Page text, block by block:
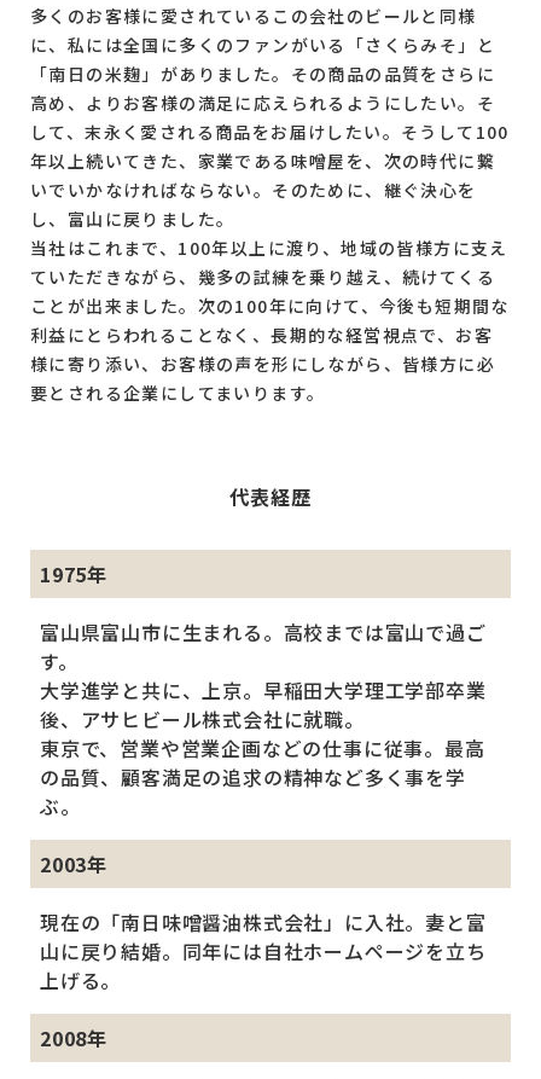
多くのお客様に愛されているこの会社のビールと同様
に、私には全国に多くのファンがいる「さくらみそ」と
「南日の米麹」がありました。その商品の品質をさらに
高め、よりお客様の満足に応えられるようにしたい。そ
して、末永く愛される商品をお届けしたい。そうして100
年以上続いてきた、家業である味噌屋を、次の時代に繋
いでいかなければならない。そのために、継ぐ決心を
し、富山に戻りました。
当社はこれまで、100年以上に渡り、地域の皆様方に支え
ていただきながら、幾多の試練を乗り越え、続けてくる
ことが出来ました。次の100年に向けて、今後も短期間な
利益にとらわれることなく、長期的な経営視点で、お客
様に寄り添い、お客様の声を形にしながら、皆様方に必
要とされる企業にしてまいります。
代表経歴
1975年
富山県富山市に生まれる。高校までは富山で過ご
す。
大学進学と共に、上京。早稲田大学理工学部卒業
後、アサヒビール株式会社に就職。
東京で、営業や営業企画などの仕事に従事。最高
の品質、顧客満足の追求の精神など多く事を学
ぶ。
2003年
現在の「南日味噌醤油株式会社」に入社。妻と富
山に戻り結婚。同年には自社ホームページを立ち
上げる。
2008年